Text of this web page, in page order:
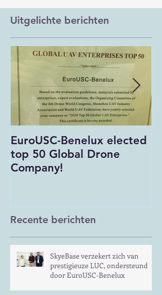
Uitgelichte berichten
EuroUSC-Benelux elected
top 50 Global Drone
Company!
Recente berichten
SkyeBase verzekert zich van
prestigieuze LUC, ondersteund
door EuroUSC-Benelux